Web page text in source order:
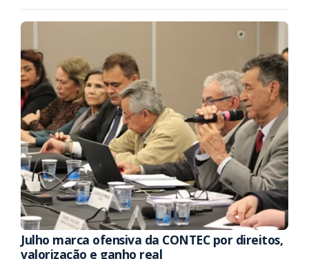
Julho marca ofensiva da CONTEC por direitos,
valorização e ganho real